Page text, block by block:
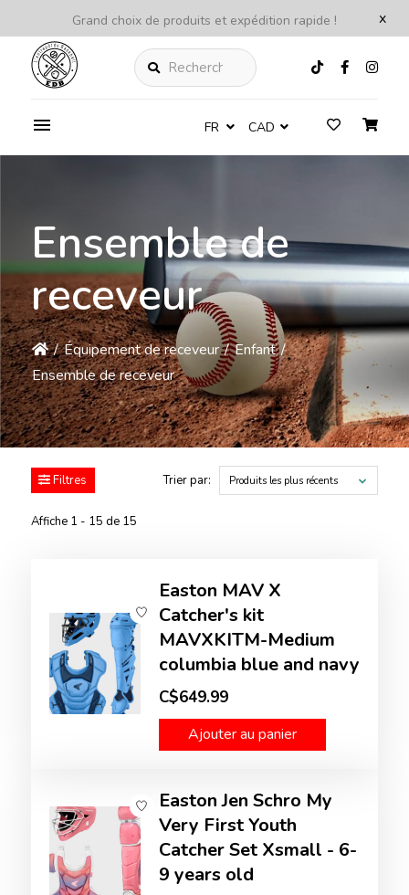
x
Grand choix de produits et expédition rapide !
Rechercher
FR CAD
Ensemble de
receveur
/ Équipement de receveur / Enfant /
Ensemble de receveur
Filtres
Affiche 1 - 15 de 15
Trier par: Produits les plus récents
Easton MAV X
Catcher's kit
MAVXKITM-Medium
columbia blue and navy
C$649.99
Ajouter au panier
Easton Jen Schro My
Very First Youth
Catcher Set Xsmall - 6-
9 years old